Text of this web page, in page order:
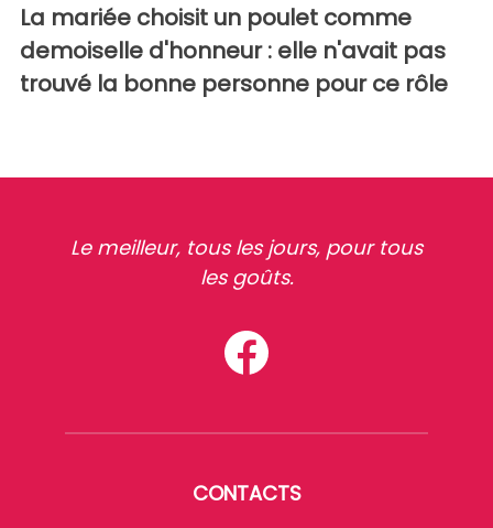
La mariée choisit un poulet comme
demoiselle d'honneur : elle n'avait pas
trouvé la bonne personne pour ce rôle
Le meilleur, tous les jours, pour tous
les goûts.
CONTACTS